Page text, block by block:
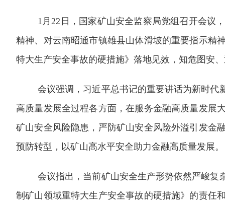
1 月22 日，国家矿山安全监察局党组召开会议
精神、对云南昭通市镇雄县山体滑坡的重要指示精
特大生产安全事故的硬措施》落地见效，知危图安
会议强调，习近平总书记的重要讲话为新时
高质量发展全过程各方面，在服务金融高质量发展
矿山安全风险隐患，严防矿山安全风险外溢引发金
预防转型，以矿山高水平安全助力金融高质量发展。
会议指出，当前矿山安全生产形势依然严峻
制矿山领域重特大生产安全事故的硬措施》的责任